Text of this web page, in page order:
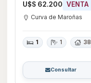
U$S 62.200 VENTA
Curva de Maroñas
1 1 38
Consultar